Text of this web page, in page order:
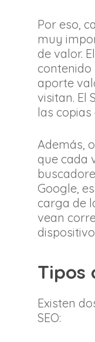
Por eso,
muy
de valor.
contenido
aporte
visitan. El
las copias
Además,
que cada
Google,
carga de
vean
Tipos
Existen
SEO: